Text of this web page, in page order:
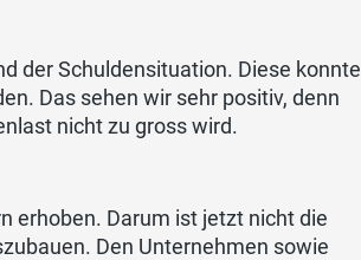
der Schuldensituation. Diese konnte
Das sehen wir sehr positiv, denn
nicht zu gross wird.
erhoben. Darum ist jetzt nicht die
Den Unternehmen sowie